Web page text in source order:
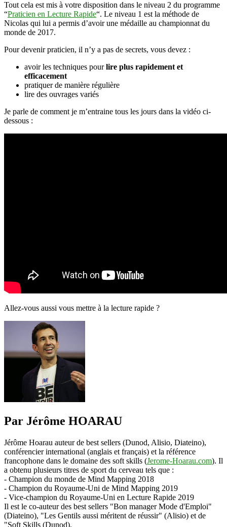
Tout cela est mis à votre disposition dans le niveau 2 du programme
“Praticien en Lecture Rapide“. Le niveau 1 est la méthode de
Nicolas qui lui a permis d’avoir une médaille au championnat du
monde de 2017.
Pour devenir praticien, il n’y a pas de secrets, vous devez :
avoir les techniques pourlire plus rapidement et
efficacement
pratiquer de manière régulière
lire des ouvrages variés
Je parle de comment je m’entraine tous les jours dans la vidéo ci-
dessous :
Allez-vous aussi vous mettre à la lecture rapide ?
Par Jérôme HOARAU
Jérôme Hoarau auteur de best sellers (Dunod, Alisio, Diateino),
conférencier international (anglais et français) et la référence
francophone dans le domaine des soft skills (Jerome-Hoarau.com). Il
a obtenu plusieurs titres de sport du cerveau tels que :
- Champion du monde de Mind Mapping 2018
- Champion du Royaume-Uni de Mind Mapping 2019
- Vice-champion du Royaume-Uni en Lecture Rapide 2019
Il est le co-auteur des best sellers "Bon manager Mode d'Emploi"
(Diateino), "Les Gentils aussi méritent de réussir" (Alisio) et de
"Soft Skills (Dunod).